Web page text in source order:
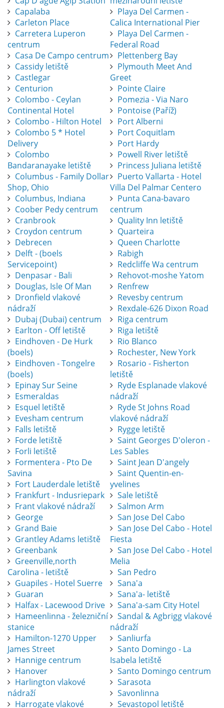
Capalaba
Carleton Place
Carretera Luperon
centrum
Casa De Campo centrum
Cassidy letiště
Castlegar
Centurion
Colombo - Ceylan
Continental Hotel
Colombo - Hilton Hotel
Colombo 5 * Hotel
Delivery
Colombo
Bandaranayake letiště
Columbus - Family Dollar
Shop, Ohio
Columbus, Indiana
Coober Pedy centrum
Cranbrook
Croydon centrum
Debrecen
Delft - (boels
Servicepoint)
Denpasar - Bali
Douglas, Isle Of Man
Dronfield vlakové
nádraží
Dubaj (Dubai) centrum
Earlton - Off letiště
Eindhoven - De Hurk
(boels)
Eindhoven - Tongelre
(boels)
Epinay Sur Seine
Esmeraldas
Esquel letiště
Evesham centrum
Falls letiště
Forde letiště
Forli letiště
Formentera - Pto De
Savina
Fort Lauderdale letiště
Frankfurt - Indusriepark
Frant vlakové nádraží
George
Grand Baie
Grantley Adams letiště
Greenbank
Greenville,north
Carolina - letiště
Guapiles - Hotel Suerre
Guaran
Halfax - Lacewood Drive
Hameenlinna - železniční
stanice
Hamilton-1270 Upper
James Street
Hannige centrum
Hanover
Harlington vlakové
nádraží
Harrogate vlakové
Playa Del Carmen -
Calica International Pier
Playa Del Carmen -
Federal Road
Plettenberg Bay
Plymouth Meet And
Greet
Pointe Claire
Pomezia - Via Naro
Pontoise (Paříž)
Port Alberni
Port Coquitlam
Port Hardy
Powell River letiště
Princess Juliana letiště
Puerto Vallarta - Hotel
Villa Del Palmar Centero
Punta Cana-bavaro
centrum
Quality Inn letiště
Quarteira
Queen Charlotte
Rabigh
Redcliffe Wa centrum
Rehovot-moshe Yatom
Renfrew
Revesby centrum
Rexdale-626 Dixon Road
Riga centrum
Riga letiště
Rio Blanco
Rochester, New York
Rosario - Fisherton
letiště
Ryde Esplanade vlakové
nádraží
Ryde St Johns Road
vlakové nádraží
Rygge letiště
Saint Georges D'oleron -
Les Sables
Saint Jean D'angely
Saint Quentin-en-
yvelines
Sale letiště
Salmon Arm
San Jose Del Cabo
San Jose Del Cabo - Hotel
Fiesta
San Jose Del Cabo - Hotel
Melia
San Pedro
Sana'a
Sana'a- letiště
Sana'a-sam City Hotel
Sandal & Agbrigg vlakové
nádraží
Sanliurfa
Santo Domingo - La
Isabela letiště
Santo Domingo centrum
Sarasota
Savonlinna
Sevastopol letiště